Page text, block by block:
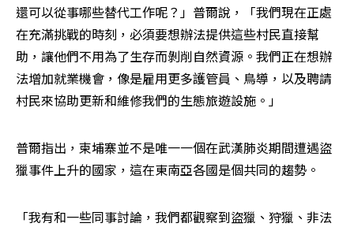
還可以從事哪些替代工作呢？」普爾說，「我們現在正處
在充滿挑戰的時刻，必須要想辦法提供這些村民直接幫
助，讓他們不用為了生存而剝削自然資源。我們正在想辦
法增加就業機會，像是雇用更多護管員、鳥導，以及聘請
村民來協助更新和維修我們的生態旅遊設施。」
普爾指出，柬埔寨並不是唯一一個在武漢肺炎期間遭遇盜
獵事件上升的國家，這在東南亞各國是個共同的趨勢。
「我有和一些同事討論，我們都觀察到盜獵、狩獵、非法